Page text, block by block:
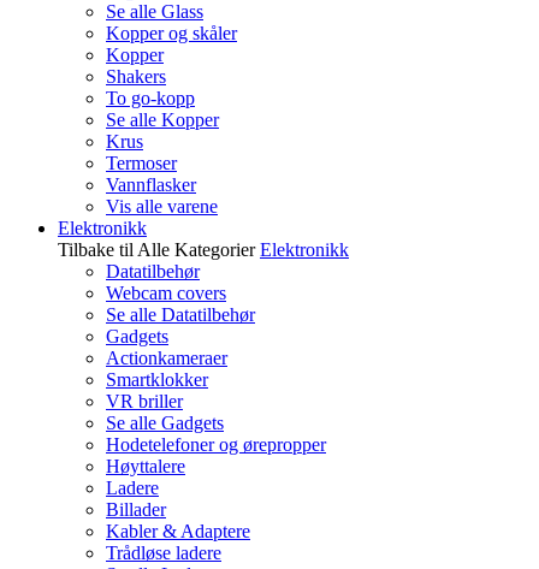
Se alle Glass
Kopper og skåler
Kopper
Shakers
To go-kopp
Se alle Kopper
Krus
Termoser
Vannflasker
Vis alle varene
Elektronikk
Tilbake til Alle Kategorier Elektronikk
Datatilbehør
Webcam covers
Se alle Datatilbehør
Gadgets
Actionkameraer
Smartklokker
VR briller
Se alle Gadgets
Hodetelefoner og ørepropper
Høyttalere
Ladere
Billader
Kabler & Adaptere
Trådløse ladere